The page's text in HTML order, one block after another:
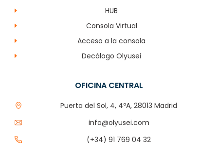
HUB
Consola Virtual
Acceso a la consola
Decálogo Olyusei
OFICINA CENTRAL
Puerta del Sol, 4, 4ºA, 28013 Madrid
info@olyusei.com
(+34) 91 769 04 32